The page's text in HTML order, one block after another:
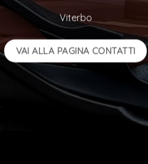
Viterbo
VAI ALLA PAGINA CONTATTI